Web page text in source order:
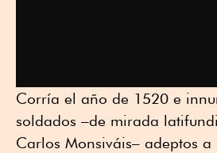
Corría el año de 1520 e
soldados –de mirada
Carlos Monsiváis– adeptos